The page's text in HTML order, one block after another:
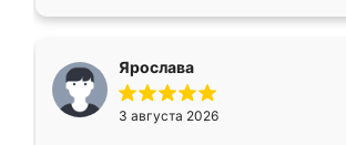
Ярослава
3 августа 2026